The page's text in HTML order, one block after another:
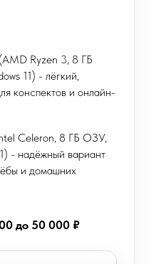
Ryzen 3, 8 ГБ
11) - лёгкий,
конспектов и онлайн-
Celeron, 8 ГБ ОЗУ,
- надёжный вариант
и домашних
до 50 000 ₽